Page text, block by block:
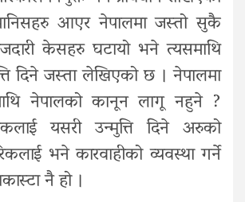
आएर नेपालमा जस्तो सुकै
केसहरु घटायो भने त्यसमाथि
दिने जस्ता लेखिएको छ । नेपालमा
नेपालको कानून लागू नहुने ?
यसरी उन्मुत्ति दिने अरुको
भने कारवाहीको व्यवस्था गर्ने
नै हो ।